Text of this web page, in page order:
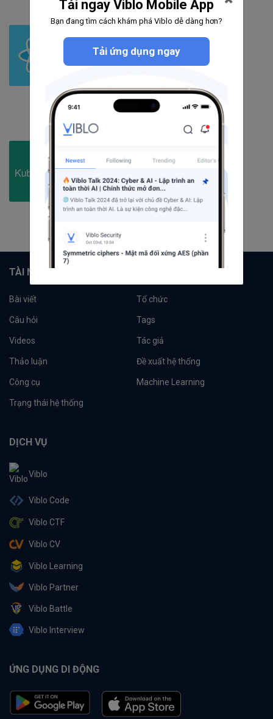
2894người theo dõi
Theo dõi
387 bài viết
2câu hỏi
1319người theo dõi
TÀI NGUYÊN
Bài viết Tổ chức
Câu hỏi Tags
Videos Tác giả
Thảo luận Đề xuất hệ thống
Công cụ Machine Learning
Trạng thái hệ thống
DỊCH VỤ
Viblo
Viblo Code
Viblo CTF
Viblo CV
Viblo Learning
Viblo Partner
Viblo Battle
Viblo Interview
ỨNG DỤNG DI ĐỘNG
Tải ngay Viblo Mobile App
Bạn đang tìm cách khám phá Viblo dễ dàng hơn?
Tải ứng dụng ngay